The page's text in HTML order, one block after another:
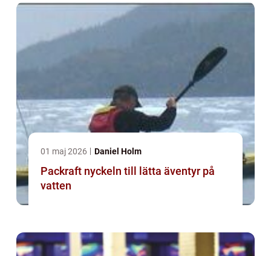
01 maj 2026 Daniel Holm
Packraft nyckeln till lätta äventyr på
vatten